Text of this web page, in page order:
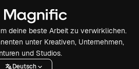
deine beste Arbeit zu verwirklichen.
unter Kreativen, Unternehmen,
und Studios.
Deutsch